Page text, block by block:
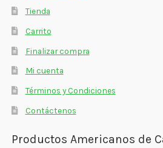
Tienda
Carrito
Finalizar compra
Mi cuenta
Términos y Condiciones
Contáctenos
Productos Americanos de